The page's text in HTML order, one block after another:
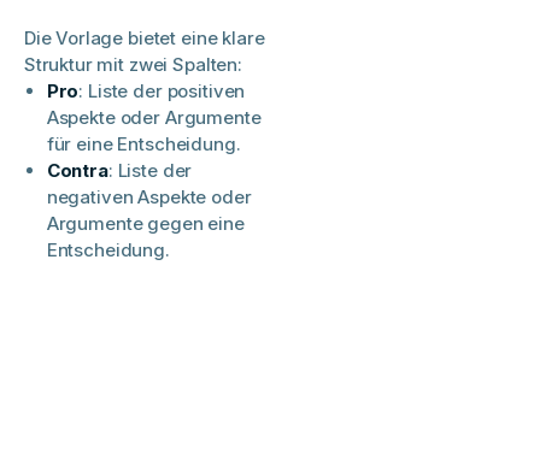
Die Vorlage bietet eine klare
Struktur mit zwei Spalten:​
Pro: Liste der positiven
Aspekte oder Argumente
für eine Entscheidung.​
Contra: Liste der
negativen Aspekte oder
Argumente gegen eine
Entscheidung.